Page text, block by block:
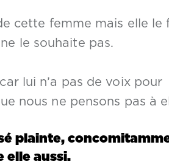
cette femme mais elle le
le souhaite pas.
lui n’a pas de voix pour
nous ne pensons pas à
plainte,
elle aussi.